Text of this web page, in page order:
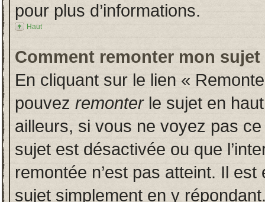
pour plus d’informations.
Haut
Comment remonter mon sujet
En cliquant sur le lien «
pouvez remonterle sujet en
ailleurs, si vous ne voyez pas
sujet est désactivée ou que
remontée n’est pas atteint. Il
sujet simplement en y